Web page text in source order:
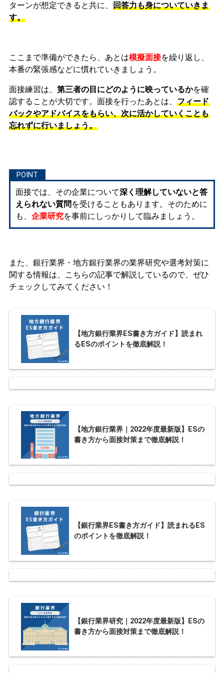
ターンが想定できると共に、 回答力も身についていきま
す。
ここまで準備ができたら、あとは模擬面接を繰り返し、
本番の緊張感などに慣れていきましょう。
面接練習は、 第三者の目にどのように映っているかを確
認することが大切です。面接を行ったあとは、 フィード
バックやアドバイスをもらい、次に活かしていくことも
忘れずに行いましょう。
面接では、その企業について深く理解していないと答
えられない質問 を受けることもあります。そのために
も、 企業研究を事前にしっかりして臨みましょう。
また、銀行業界・地方銀行業界の業界研究や選考対策に
関する情報は、こちらの記事で解説しているので、ぜひ
チェックしてみてください！
【地方銀行業界ES書き方ガイド】読まれ
るESのポイントを徹底解説！
【地方銀行業界｜2022年度最新版】ESの
書き方から面接対策まで徹底解説！
【銀行業界ES書き方ガイド】読まれるES
のポイントを徹底解説！
【銀行業界研究｜2022年度最新版】ESの
書き方から面接対策まで徹底解説！